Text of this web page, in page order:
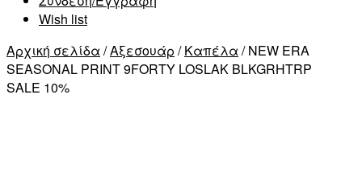
Wish list
Αρχική σελίδα /Αξεσουάρ /Καπέλα / NEW ERA
SEASONAL PRINT 9FORTY LOSLAK BLKGRHTRP
SALE 10%